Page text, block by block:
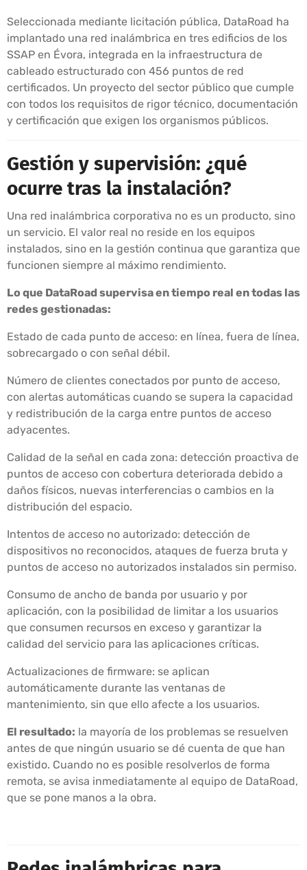
Seleccionada mediante licitación pública, DataRoad ha
implantado una red inalámbrica en tres edificios de los
SSAP en Évora, integrada en la infraestructura de
cableado estructurado con 456 puntos de red
certificados. Un proyecto del sector público que cumple
con todos los requisitos de rigor técnico, documentación
y certificación que exigen los organismos públicos.
Gestión y supervisión: ¿qué
ocurre tras la instalación?
Una red inalámbrica corporativa no es un producto, sino
un servicio. El valor real no reside en los equipos
instalados, sino en la gestión continua que garantiza que
funcionen siempre al máximo rendimiento.
Lo que DataRoad supervisa en tiempo real en todas las
redes gestionadas:
Estado de cada punto de acceso: en línea, fuera de línea,
sobrecargado o con señal débil.
Número de clientes conectados por punto de acceso,
con alertas automáticas cuando se supera la capacidad
y redistribución de la carga entre puntos de acceso
adyacentes.
Calidad de la señal en cada zona: detección proactiva de
puntos de acceso con cobertura deteriorada debido a
daños físicos, nuevas interferencias o cambios en la
distribución del espacio.
Intentos de acceso no autorizado: detección de
dispositivos no reconocidos, ataques de fuerza bruta y
puntos de acceso no autorizados instalados sin permiso.
Consumo de ancho de banda por usuario y por
aplicación, con la posibilidad de limitar a los usuarios
que consumen recursos en exceso y garantizar la
calidad del servicio para las aplicaciones críticas.
Actualizaciones de firmware: se aplican
automáticamente durante las ventanas de
mantenimiento, sin que ello afecte a los usuarios.
El resultado: la mayoría de los problemas se resuelven
antes de que ningún usuario se dé cuenta de que han
existido. Cuando no es posible resolverlos de forma
remota, se avisa inmediatamente al equipo de DataRoad,
que se pone manos a la obra.